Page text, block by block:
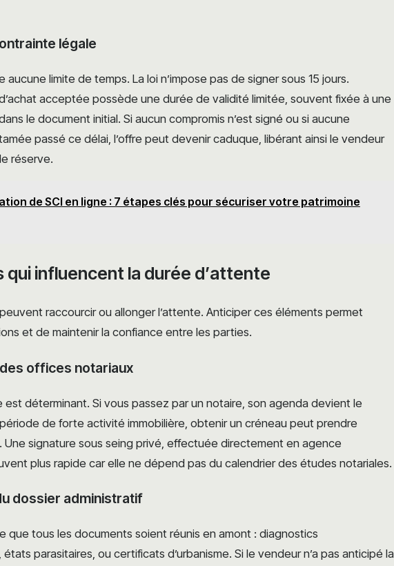
légale
aucune limite de temps. La loi n’impose pas de signer sous 15 jours.
acceptée possède une durée de validité limitée, souvent fixée à une
le document initial. Si aucun compromis n’est signé ou si aucune
passé ce délai, l’offre peut devenir caduque, libérant ainsi le vendeur
réserve.
de SCI en ligne : 7 étapes clés pour sécuriser votre patrimoine
qui influencent la durée d’attente
raccourcir ou allonger l’attente. Anticiper ces éléments permet
et de maintenir la confiance entre les parties.
offices notariaux
est déterminant. Si vous passez par un notaire, son agenda devient le
de forte activité immobilière, obtenir un créneau peut prendre
Une signature sous seing privé, effectuée directement en agence
plus rapide car elle ne dépend pas du calendrier des études notariales.
dossier administratif
que tous les documents soient réunis en amont : diagnostics
parasitaires, ou certificats d’urbanisme. Si le vendeur n’a pas anticipé la